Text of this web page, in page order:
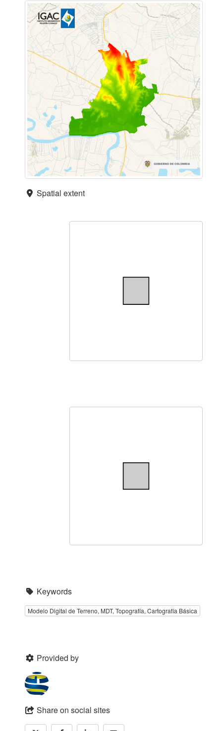
Spatial extent
Keywords
Modelo Digital de Terreno, MDT, Topografía, Cartografía Básica
Provided by
Share on social sites